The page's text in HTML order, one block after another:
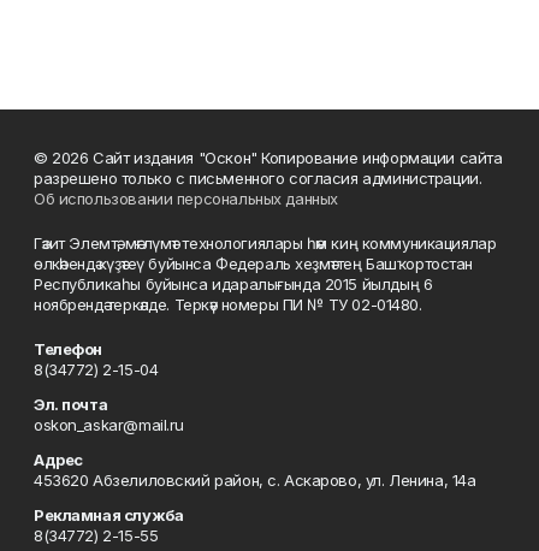
© 2026 Сайт издания "Оскон" Копирование информации сайта
разрешено только с письменного согласия администрации.
Об использовании персональных данных
Гәзит Элемтә, мәғлүмәт технологиялары һәм киң коммуникациялар
өлкәһендә күҙәтеү буйынса Федераль хеҙмәттең Башҡортостан
Республикаһы буйынса идаралығында 2015 йылдың 6
ноябрендә теркәлде. Теркәү номеры ПИ № ТУ 02-01480.
Телефон
8(34772) 2-15-04
Эл. почта
oskon_askar@mail.ru
Адрес
453620 Абзелиловский район, с. Аскарово, ул. Ленина, 14а
Рекламная служба
8(34772) 2-15-55